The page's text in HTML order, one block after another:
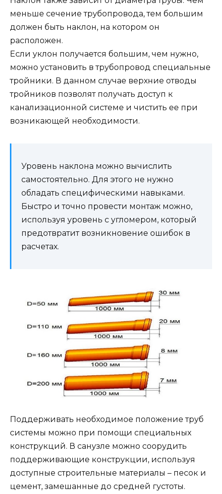
меньше сечение трубопровода, тем большим
должен быть наклон, на котором он
расположен.
Если уклон получается большим, чем нужно,
можно установить в трубопровод специальные
тройники. В данном случае верхние отводы
тройников позволят получать доступ к
канализационной системе и чистить ее при
возникающей необходимости.
Уровень наклона можно вычислить
самостоятельно. Для этого не нужно
обладать специфическими навыками.
Быстро и точно провести монтаж можно,
используя уровень с угломером, который
предотвратит возникновение ошибок в
расчетах.
Поддерживать необходимое положение труб
системы можно при помощи специальных
конструкций. В санузле можно соорудить
поддерживающие конструкции, используя
доступные строительные материалы – песок и
цемент, замешанные до средней густоты.